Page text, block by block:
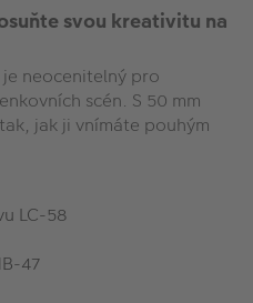
svou kreativitu na
je neocenitelný pro
scén. S 50 mm
jak ji vnímáte pouhým
LC-58
47